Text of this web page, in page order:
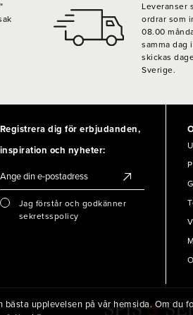
Leveranser
ordrar som
08.00
samma dag
skickas
Sverige.
Registrera dig för erbjudanden,
inspiration och nyheter:
Jag förstår och godkänner
sekretsspolicy
upplevelsen på vår hemsida. Om du